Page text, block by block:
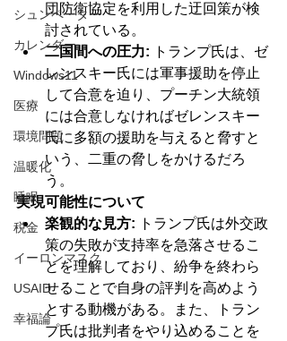
シュンペーター
カレンダー
Windows11
医療
環境問題
温暖化
睡眠
税金
イーロンマスク
USAID
幸福論
団防衛協定を利用した迂回策が検
討されている。
二国間への圧力: トランプ氏は、ゼ
レンスキー氏には軍事援助を停止
して合意を迫り、プーチン大統領
には合意しなければゼレンスキー
氏に多額の援助を与えると脅すと
いう、二重の脅しをかけるだろ
う。
実現可能性について
楽観的な見方: トランプ氏は外交政
策の失敗が支持率を急落させるこ
とを理解しており、紛争を終わら
せることで自身の評判を高めよう
とする動機がある。また、トラン
プ氏は批判者をやり込めることを